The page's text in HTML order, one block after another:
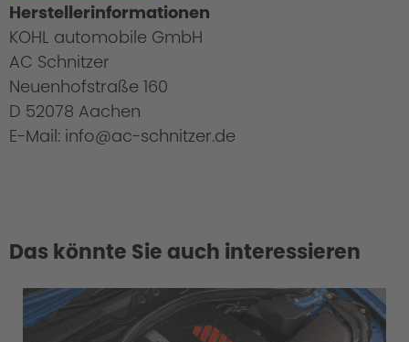
Herstellerinformationen
KOHL automobile GmbH
AC Schnitzer
Neuenhofstraße 160
D 52078 Aachen
E-Mail: info@ac-schnitzer.de
Das könnte Sie auch interessieren